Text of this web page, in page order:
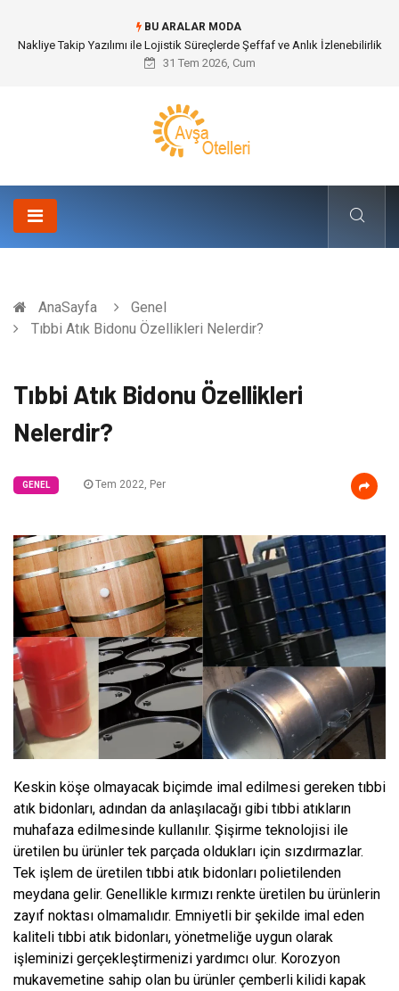
BU ARALAR MODA
Galericilik Belgesi Almanın Avantajları Nelerdir?
31 Tem 2026, Cum
AnaSayfa
Genel
Tıbbi Atık Bidonu Özellikleri Nelerdir?
Tıbbi Atık Bidonu Özellikleri
Nelerdir?
GENEL Tem 2022, Per
Keskin köşe olmayacak biçimde imal edilmesi gereken tıbbi
atık bidonları, adından da anlaşılacağı gibi tıbbi atıkların
muhafaza edilmesinde kullanılır. Şişirme teknolojisi ile
üretilen bu ürünler tek parçada oldukları için sızdırmazlar.
Tek işlem de üretilen tıbbi atık bidonları polietilenden
meydana gelir. Genellikle kırmızı renkte üretilen bu ürünlerin
zayıf noktası olmamalıdır. Emniyetli bir şekilde imal eden
kaliteli tıbbi atık bidonları, yönetmeliğe uygun olarak
işleminizi gerçekleştirmenizi yardımcı olur. Korozyon
mukavemetine sahip olan bu ürünler çemberli kilidi kapak